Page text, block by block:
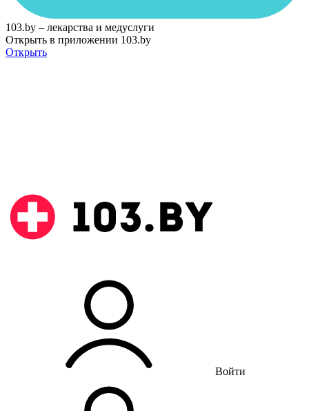
103.by – лекарства и медуслуги
Открыть в приложении 103.by
Открыть
Войти